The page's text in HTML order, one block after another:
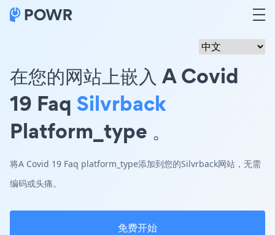
在您的网站上嵌入 A Covid
19 Faq Silvrback
Platform_type 。
将A Covid 19 Faq platform_type添加到您的Silvrback网站，无需
编码或头痛。
免费开始